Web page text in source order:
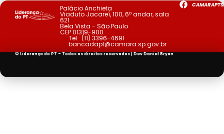
Palácio Anchieta
Viaduto Jacareí, 100, 6º andar, sala
621
Bela Vista - São Paulo
CEP 01319-900
Tel.: (11) 3396-4691
bancadapt@camara.sp.gov.br
© Liderança do PT - Todos os direitos reservados | DevDaniel Bryan